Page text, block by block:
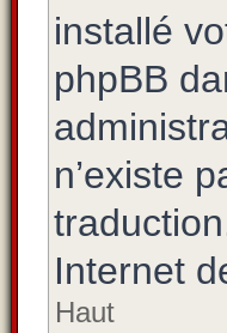
installé
phpBB
n’existe
Internet
Haut